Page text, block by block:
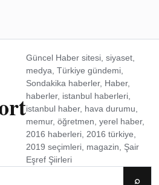
Güncel Haber sitesi, siyaset,
medya, Türkiye gündemi,
Sondakika haberler, Haber,
haberler, istanbul haberleri,
istanbul haber, hava durumu,
memur, öğretmen, yerel haber,
2016 haberleri, 2016 türkiye,
2019 seçimleri, magazin, Şair
Eşref Şiirleri
⌕